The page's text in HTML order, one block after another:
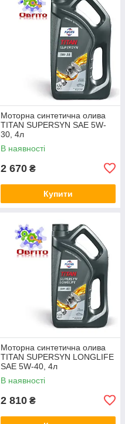
Моторна синтетична олива
TITAN SUPERSYN SAE 5W-
30, 4л
В наявності
2 670 ₴
Купити
Моторна синтетична олива
TITAN SUPERSYN LONGLIFE
SAE 5W-40, 4л
В наявності
2 810 ₴